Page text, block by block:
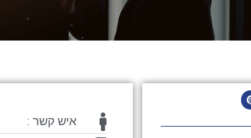
איש קשר :